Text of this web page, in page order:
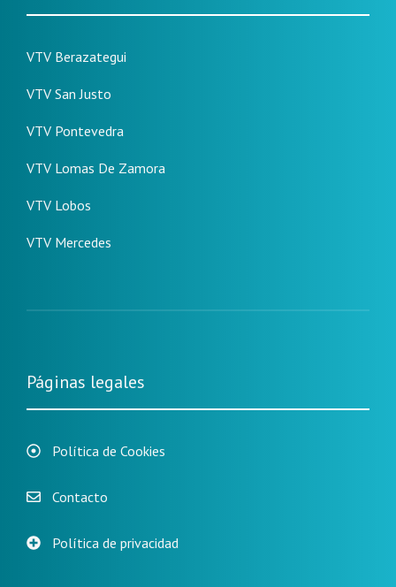
VTV Berazategui
VTV San Justo
VTV Pontevedra
VTV Lomas De Zamora
VTV Lobos
VTV Mercedes
Páginas legales
Política de Cookies
Contacto
Política de privacidad